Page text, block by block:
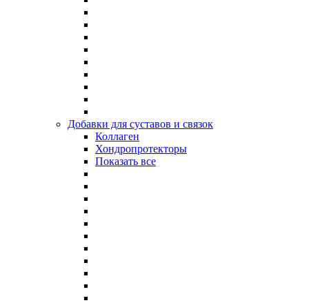
Добавки для суставов и связок
Коллаген
Хондропротекторы
Показать все